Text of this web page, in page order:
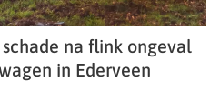
na flink ongeval
in Ederveen